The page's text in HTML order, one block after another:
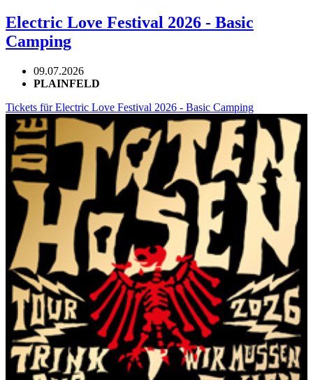
Electric Love Festival 2026 - Basic
Camping
09.07.2026
PLAINFELD
Tickets für Electric Love Festival 2026 - Basic Camping